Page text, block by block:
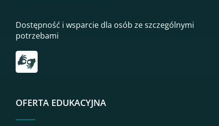
Dostępność i wsparcie dla osób ze szczególnymi
potrzebami
Przekierowanie do tłumacza on-line języka migowego
OFERTA EDUKACYJNA